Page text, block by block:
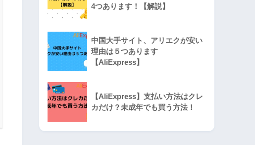
4つあります！【解説】
中国大手サイト、アリエクが安い
理由は５つあります
【AliExpress】
【AliExpress】支払い方法はクレ
カだけ？未成年でも買う方法！